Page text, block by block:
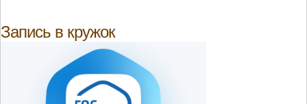
Запись в кружок